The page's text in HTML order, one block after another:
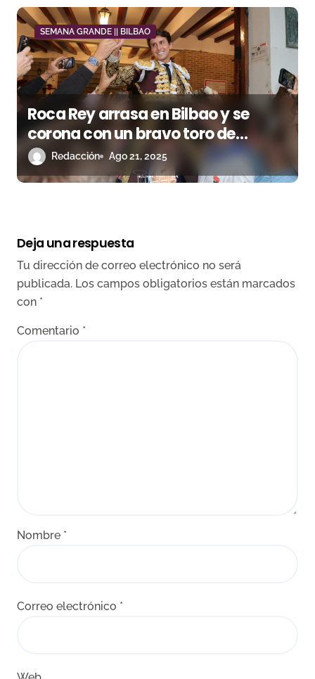
SEMANA GRANDE || BILBAO
Roca Rey arrasa en Bilbao y se
corona con un bravo toro de
Victoriano del Río
Redacción Ago 21, 2025
Deja una respuesta
Tu dirección de correo electrónico no será
publicada. Los campos obligatorios están marcados
con *
Comentario *
Nombre *
Correo electrónico *